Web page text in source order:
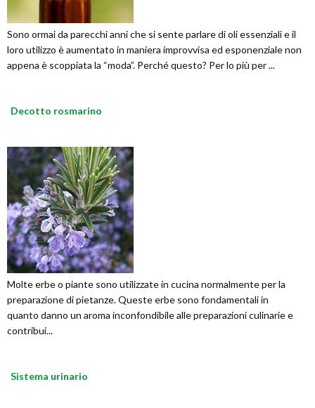
Sono ormai da parecchi anni che si sente parlare di oli essenziali e il
loro utilizzo è aumentato in maniera improvvisa ed esponenziale non
appena è scoppiata la “moda”. Perché questo? Per lo più per ...
Decotto rosmarino
Molte erbe o piante sono utilizzate in cucina normalmente per la
preparazione di pietanze. Queste erbe sono fondamentali in
quanto danno un aroma inconfondibile alle preparazioni culinarie e
contribui...
Sistema urinario